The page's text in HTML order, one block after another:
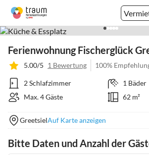
Ferienwohnung Fischerglück
5.00/5 1 Bewertung 100%
2 Schlafzimmer
1 Bäder
Max. 4 Gäste
62 m²
GreetsielAuf Karte anzeigen
Bitte Daten und Anzahl der